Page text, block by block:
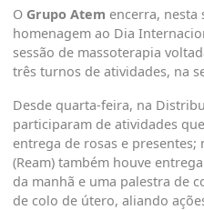
O Grupo Atem encerra, nesta
homenagem ao Dia
sessão de massoterapia
três turnos de atividades, na
Desde quarta-feira, na
participaram de atividades
entrega de rosas e presentes;
(Ream) também houve
da manhã e uma palestra de
de colo de útero, aliando